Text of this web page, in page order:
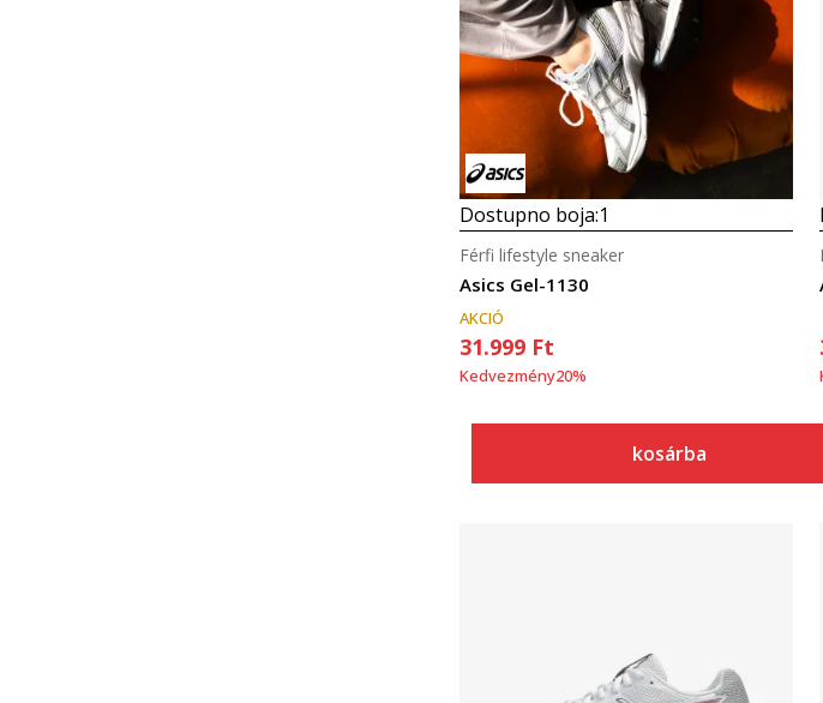
Összehasonlítás
Dostupno boja:1
Asics Gel-1130
Férfi lifestyle sneaker
AKCIÓ
31.999 Ft
Kedvezmény20%
kosárba
Összehasonlítás